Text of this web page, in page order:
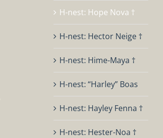
H-nest: Hope Nova †
H-nest: Hector Neige †
H-nest: Hime-Maya †
H-nest: “Harley” Boas
H-nest: Hayley Fenna †
H-nest: Hester-Noa †